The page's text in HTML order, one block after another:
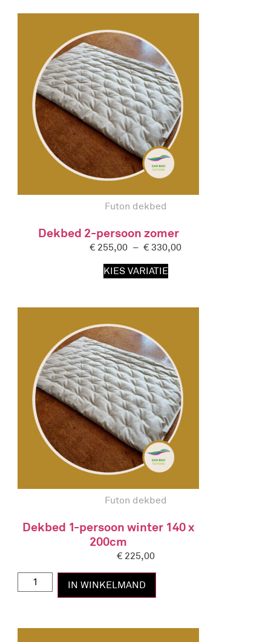
Futon dekbed
Dekbed 2-persoon zomer
€ 255,00 – € 330,00
KIES VARIATIE
Futon dekbed
Dekbed 1-persoon winter 140 x
200cm
€225,00
IN WINKELMAND